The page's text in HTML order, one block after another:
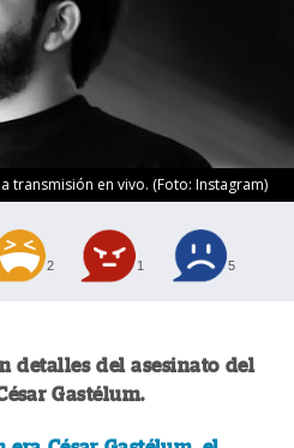
transmisión en vivo. (Foto: Instagram)
2 1 5
detalles del asesinato del
Gastélum.